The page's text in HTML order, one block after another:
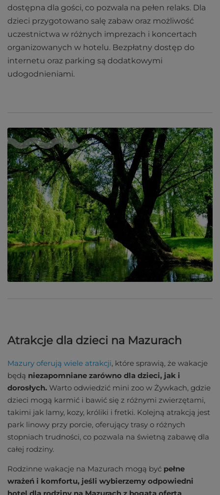
dostępna dla gości, co pozwala na pełen relaks. Dla
dzieci przygotowano salę zabaw oraz możliwość
uczestnictwa w różnych imprezach i koncertach
organizowanych w hotelu. Bezpłatny dostęp do
internetu oraz parking są dodatkowymi
udogodnieniami​​.
Atrakcje dla dzieci na Mazurach
Mazury oferują wiele atrakcji, które sprawią, że wakacje
będą niezapomniane zarówno dla dzieci, jak i
dorosłych. Warto odwiedzić mini zoo w Żywkach, gdzie
dzieci mogą karmić i bawić się z różnymi zwierzętami,
takimi jak lamy, kozy, króliki i fretki. Kolejną atrakcją jest
park linowy przy porcie, oferujący trasy o różnych
stopniach trudności, co pozwala na świetną zabawę dla
całej rodziny​​.
Rodzinne wakacje na Mazurach mogą być pełne
wrażeń i komfortu, jeśli wybierzemy odpowiedni